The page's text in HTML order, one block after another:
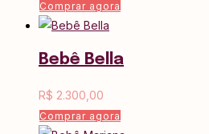
Comprar agora
Bebê Bella
R$ 2.300,00
Comprar agora